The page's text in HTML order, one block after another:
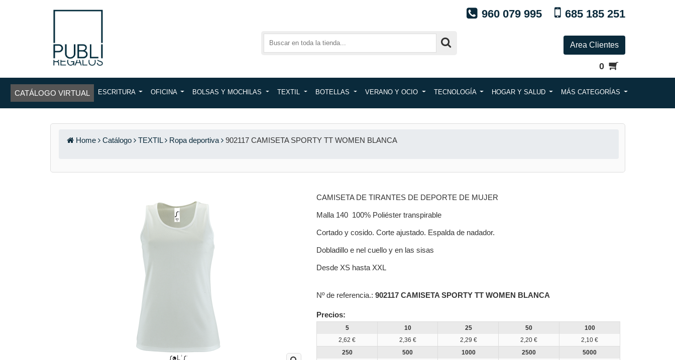
960 079 995 685 185 251
Area Clientes
0
CATÁLOGO VIRTUAL ESCRITURA OFICINA BOLSAS Y MOCHILAS TEXTIL BOTELLAS VERANO Y OCIO TECNOLOGÍA HOGAR Y SALUD MÁS CATEGORÍAS
Home Catálogo TEXTIL Ropa deportiva 902117 CAMISETA SPORTY TT WOMEN BLANCA
CAMISETA DE TIRANTES DE DEPORTE DE MUJER
Malla 140 100% Poliéster transpirable
Cortado y cosido. Corte ajustado. Espalda de nadador.
Dobladillo e nel cuello y en las sisas
Desde XS hasta XXL
Nº de referencia.: 902117 CAMISETA SPORTY TT WOMEN BLANCA
Precios:
5
2,62 €
10
2,36 €
25
2,29 €
50
2,20 €
100
2,10 €
250
500
1000
2500
5000